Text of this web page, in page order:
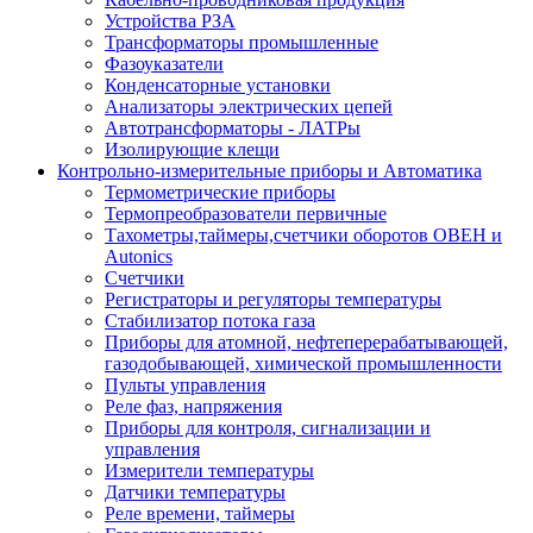
Устройства РЗА
Трансформаторы промышленные
Фазоуказатели
Конденсаторные установки
Анализаторы электрических цепей
Автотрансформаторы - ЛАТРы
Изолирующие клещи
Контрольно-измерительные приборы и Автоматика
Термометрические приборы
Термопреобразователи первичные
Тахометры,таймеры,счетчики оборотов ОВЕН и
Autonics
Счетчики
Регистраторы и регуляторы температуры
Стабилизатор потока газа
Приборы для атомной, нефтеперерабатывающей,
газодобывающей, химической промышленности
Пульты управления
Реле фаз, напряжения
Приборы для контроля, сигнализации и
управления
Измерители температуры
Датчики температуры
Реле времени, таймеры